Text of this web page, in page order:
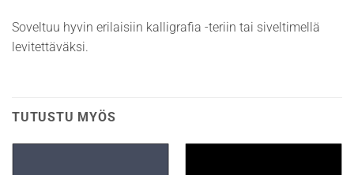
Soveltuu hyvin erilaisiin kalligrafia -teriin tai siveltimellä
levitettäväksi.
TUTUSTU MYÖS